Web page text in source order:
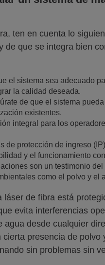
ten en cuenta lo
de que se integra bien
el sistema sea adecuado
la calidad deseada.
de que el sistema
existentes.
integral para los
de protección de ingreso
y el funcionamiento
son un testimonio
como el polvo y el
de fibra está
evita interferencias
desde cualquier
presencia de polvo
sin problemas sin